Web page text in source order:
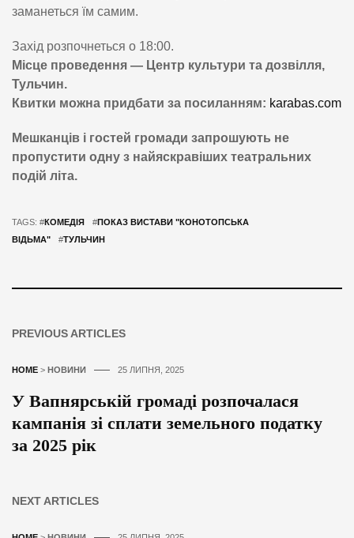
заманеться їм самим.
Захід розпочнеться о 18:00.
Місце проведення — Центр культури та дозвілля,
Тульчин.
Квитки можна придбати за посиланням: karabas.com
Мешканців і гостей громади запрошують не
пропустити одну з найяскравіших театральних
подій літа.
TAGS: #КОМЕДІЯ #ПОКАЗ ВИСТАВИ "КОНОТОПСЬКА
ВІДЬМА"
#ТУЛЬЧИН
PREVIOUS ARTICLES
HOME > НОВИНИ 25 ЛИПНЯ, 2025
У Вапнярській громаді розпочалася
кампанія зі сплати земельного податку
за 2025 рік
NEXT ARTICLES